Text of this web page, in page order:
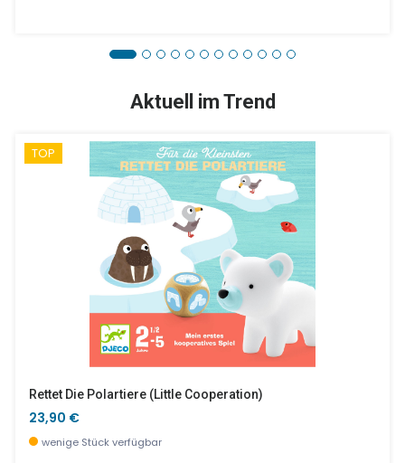
Softball - Bauernhof
Emile & Ida Desertteller, Apfel
Aktuell im Trend
TOP
Rettet Die Polartiere (little Cooperation)
23,90 €
wenige Stück verfügbar